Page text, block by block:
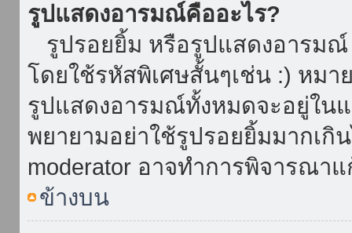
รูปแสดงอารมณ์คืออะไร?
รูปรอยยิ้ม หรือรูปแสดงอารมณ์
โดยใช้รหัสพิเศษสั้นๆเช่น :) หมา
รูปแสดงอารมณ์ทั้งหมดจะอยู่ใ
พยายามอย่าใช้รูปรอยยิ้มมากเกิ
moderator อาจทำการพิจารณา
ข้างบน